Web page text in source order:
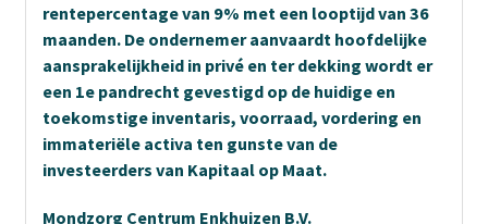
rentepercentage van 9% met een looptijd van 36
maanden. De ondernemer aanvaardt hoofdelijke
aansprakelijkheid in privé en ter dekking wordt er
een 1e pandrecht gevestigd op de huidige en
toekomstige inventaris, voorraad, vordering en
immateriële activa ten gunste van de
investeerders van Kapitaal op Maat.
Mondzorg Centrum Enkhuizen B.V.